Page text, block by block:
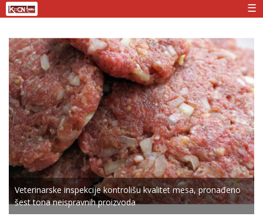
☰
Veterinarske inspekcije kontrolišu kvalitet mesa, pronađeno
šest tona neispravnih proizvoda